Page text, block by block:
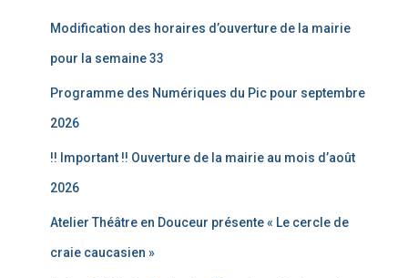
Modification des horaires d’ouverture de la mairie
pour la semaine 33
Programme des Numériques du Pic pour septembre
2026
!! Important !! Ouverture de la mairie au mois d’août
2026
Atelier Théâtre en Douceur présente « Le cercle de
craie caucasien »